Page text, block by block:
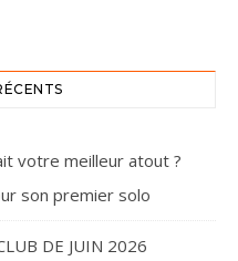
votre meilleur atout ?
son premier solo
DE JUIN 2026